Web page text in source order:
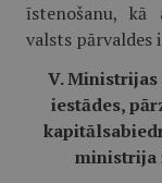
īstenošanu, kā
valsts pārvaldes
V. Ministrijas
iestādes,
ministrija